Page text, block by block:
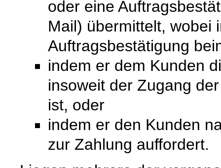
oder eine
Mail) übermittelt, wobei
Auftragsbestätigung
indem er dem Kunden
insoweit der Zugang
ist, oder
indem er den Kunden
zur Zahlung auffordert.